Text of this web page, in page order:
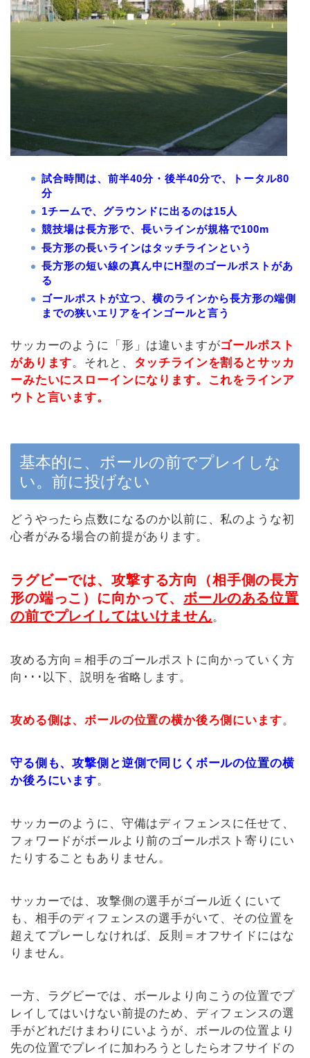
試合時間は、前半40分・後半40分で、トータル80
分
1チームで、グラウンドに出るのは15人
競技場は長方形で、長いラインが規格で100m
長方形の長いラインはタッチラインという
長方形の短い線の真ん中にH型のゴールポストがあ
る
ゴールポストが立つ、横のラインから長方形の端側
までの狭いエリアをインゴールと言う
サッカーのように「形」は違いますがゴールポスト
があります。それと、 タッチラインを割るとサッカ
ーみたいにスローインになります。これをラインア
ウトと言います。
基本的に、ボールの前でプレイしな
い。前に投げない
どうやったら点数になるのか以前に、私のような初
心者がみる場合の前提があります。
ラグビーでは、攻撃する方向（相手側の長方
形の端っこ）に向かって、ボールのある位置
の前でプレイしてはいけません。
攻める方向＝相手のゴールポストに向かっていく方
向･･･以下、説明を省略します。
攻める側は、ボールの位置の横か後ろ側にいます。
守る側も、攻撃側と逆側で同じくボールの位置の横
か後ろにいます。
サッカーのように、守備はディフェンスに任せて、
フォワードがボールより前のゴールポスト寄りにい
たりすることもありません。
サッカーでは、攻撃側の選手がゴール近くにいて
も、相手のディフェンスの選手がいて、その位置を
超えてプレーしなければ、反則＝オフサイドにはな
りません。
一方、ラグビーでは、ボールより向こうの位置でプ
レイしてはいけない前提のため、ディフェンスの選
手がどれだけまわりにいようが、ボールの位置より
先の位置でプレイに加わろうとしたらオフサイドの